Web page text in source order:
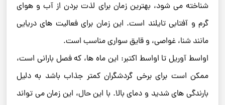
شناخته می ‌شود، بهترین زمان برای لذت بردن از آب ‌و هوای
گرم و آفتابی تایلند است. این زمان برای فعالیت‌ های دریایی
مانند شنا، غواصی، و قایق ‌سواری مناسب است.
اواسط آوریل تا اواسط اکتبر: این ماه‌ ها، که فصل بارانی است،
ممکن است برای برخی گردشگران کمتر جذاب باشد به دلیل
بارندگی ‌های شدید و دمای بالا. با این حال، این زمان می ‌تواند